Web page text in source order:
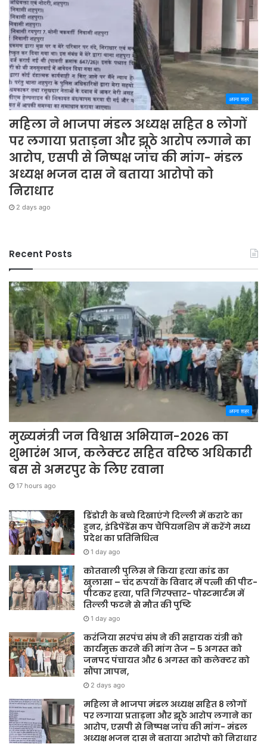
अपना शहर
महिला ने भाजपा मंडल अध्यक्ष सहित 8 लोगों
पर लगाया प्रताड़ना और झूठे आरोप लगाने का
आरोप, एसपी से निष्पक्ष जांच की मांग- मंडल
अध्यक्ष भजन दास ने बताया आरोपो को
निराधार
2 days ago
Recent Posts
अपना शहर
मुख्यमंत्री जन विश्वास अभियान-2026 का
शुभारंभ आज, कलेक्टर सहित वरिष्ठ अधिकारी
बस से अमरपुर के लिए रवाना
17 hours ago
डिंडोरी के बच्चे दिखाएंगे दिल्ली में कराटे का
हुनर, इंडिपेंडेंस कप चैंपियनशिप में करेंगे मध्य
प्रदेश का प्रतिनिधित्व
1 day ago
कोतवाली पुलिस ने किया हत्या कांड का
खुलासा – चंद रुपयों के विवाद में पत्नी की पीट-
पीटकर हत्या, पति गिरफ्तार- पोस्टमार्टम में
तिल्ली फटने से मौत की पुष्टि
1 day ago
करंजिया सरपंच संघ ने की सहायक यंत्री को
कार्यमुक्त करने की मांग तेज – 5 अगस्त को
जनपद पंचायत और 6 अगस्त को कलेक्टर को
सौंपा ज्ञापन,
2 days ago
महिला ने भाजपा मंडल अध्यक्ष सहित 8 लोगों
पर लगाया प्रताड़ना और झूठे आरोप लगाने का
आरोप, एसपी से निष्पक्ष जांच की मांग- मंडल
अध्यक्ष भजन दास ने बताया आरोपो को निराधार